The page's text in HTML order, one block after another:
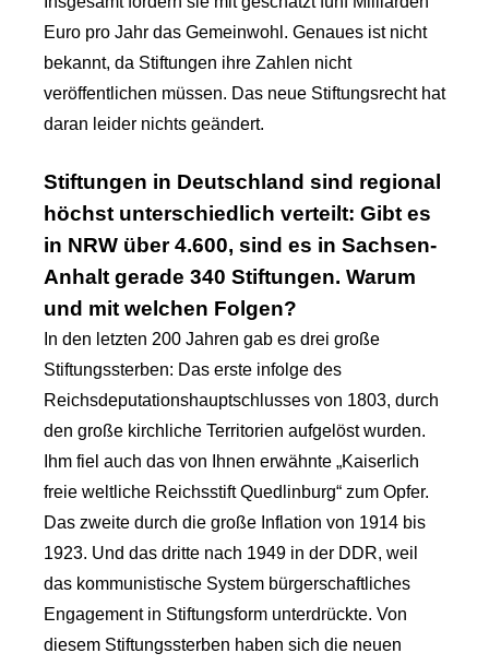
Euro pro Jahr das Gemeinwohl. Genaues ist nicht
bekannt, da Stiftungen ihre Zahlen nicht
veröffentlichen müssen. Das neue Stiftungsrecht hat
daran leider nichts geändert.
Stiftungen in Deutschland sind regional
höchst unterschiedlich verteilt: Gibt es
in NRW über 4.600, sind es in Sachsen-
Anhalt gerade 340 Stiftungen. Warum
und mit welchen Folgen?
In den letzten 200 Jahren gab es drei große
Stiftungssterben: Das erste infolge des
Reichsdeputationshauptschlusses von 1803, durch
den große kirchliche Territorien aufgelöst wurden.
Ihm fiel auch das von Ihnen erwähnte „Kaiserlich
freie weltliche Reichsstift Quedlinburg“ zum Opfer.
Das zweite durch die große Inflation von 1914 bis
1923. Und das dritte nach 1949 in der DDR, weil
das kommunistische System bürgerschaftliches
Engagement in Stiftungsform unterdrückte. Von
diesem Stiftungssterben haben sich die neuen